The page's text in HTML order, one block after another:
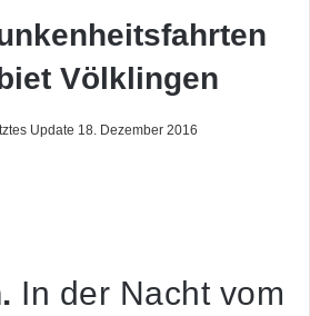
Völklingen
Update 18. Dezember 2016
In der Nacht vom